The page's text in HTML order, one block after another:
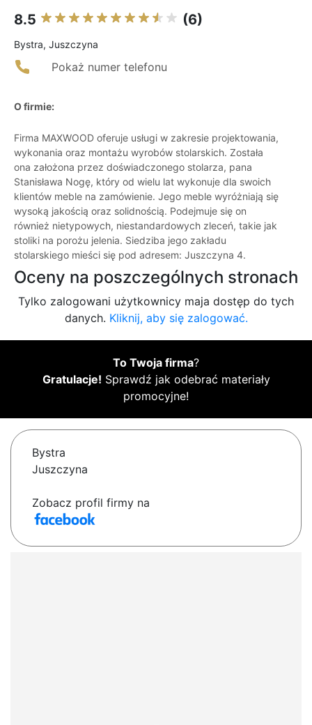
8.5 (6)
Bystra, Juszczyna
Pokaż numer telefonu
O firmie:
Firma MAXWOOD oferuje usługi w zakresie projektowania,
wykonania oraz montażu wyrobów stolarskich. Została
ona założona przez doświadczonego stolarza, pana
Stanisława Nogę, który od wielu lat wykonuje dla swoich
klientów meble na zamówienie. Jego meble wyróżniają się
wysoką jakością oraz solidnością. Podejmuje się on
również nietypowych, niestandardowych zleceń, takie jak
stoliki na porożu jelenia. Siedziba jego zakładu
stolarskiego mieści się pod adresem: Juszczyna 4.
Oceny na poszczególnych stronach
Tylko zalogowani użytkownicy maja dostęp do tych
danych. Kliknij, aby się zalogować.
To Twoja firma?
Gratulacje! Sprawdź jak odebrać materiały
promocyjne!
Bystra
Juszczyna
Zobacz profil firmy na